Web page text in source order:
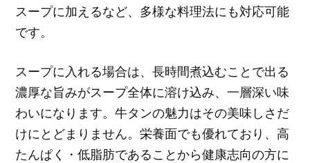
スープに加えるなど、多様な料理法にも対応可能
です。
スープに入れる場合は、長時間煮込むことで出る
濃厚な旨みがスープ全体に溶け込み、一層深い味
わいになります。牛タンの魅力はその美味しさだ
けにとどまりません。栄養面でも優れており、高
たんぱく・低脂肪であることから健康志向の方に